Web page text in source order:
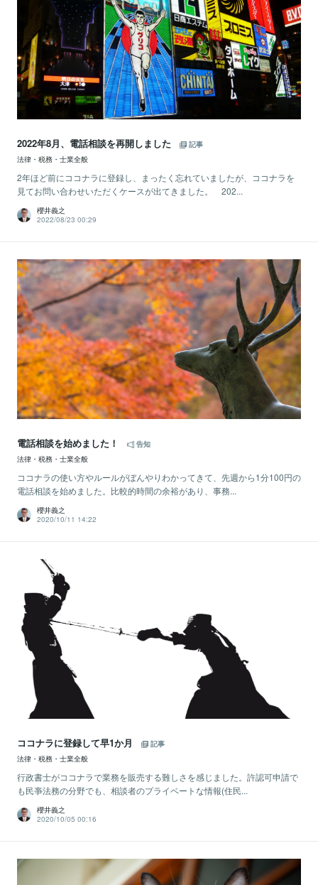
2022年8月、電話相談を再開しました
記事
法律・税務・士業全般
2年ほど前にココナラに登録し、まったく忘れていましたが、ココナラを
見てお問い合わせいただくケースが出てきました。 202...
櫻井義之
2022/08/23 00:29
電話相談を始めました！
告知
法律・税務・士業全般
ココナラの使い方やルールがぼんやりわかってきて、先週から1分100円の
電話相談を始めました。比較的時間の余裕があり、事務...
櫻井義之
2020/10/11 14:22
ココナラに登録して早1か月
記事
法律・税務・士業全般
行政書士がココナラで業務を販売する難しさを感じました。許認可申請で
も民亊法務の分野でも、相談者のプライベートな情報(住民...
櫻井義之
2020/10/05 00:16